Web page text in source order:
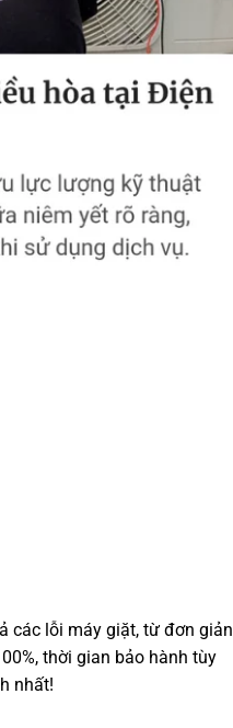
các lỗi máy giặt, từ đơn giản
thời gian bảo hành tùy
nhất!